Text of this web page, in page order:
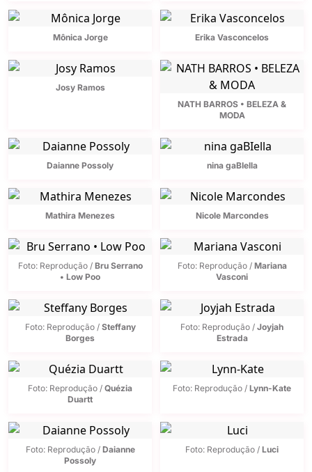
Mônica Jorge Erika Vasconcelos
Josy Ramos
NATH BARROS • BELEZA &
MODA
Daianne Possoly nina gaBIella
Mathira Menezes Nicole Marcondes
Foto: Reprodução / Bru Serrano
• Low Poo
Foto: Reprodução / Mariana
Vasconi
Foto: Reprodução / Steffany
Borges
Foto: Reprodução / Joyjah
Estrada
Foto: Reprodução / Quézia
Duartt
Foto: Reprodução / Lynn-Kate
Foto: Reprodução / Daianne
Possoly
Foto: Reprodução / Luci